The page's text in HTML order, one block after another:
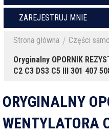
ZAREJESTRUJ MNIE
Strona główna
Części
Oryginalny OPORNIK
C2 C3 DS3 C5 III 301 407
ORYGINALNY
WENTYLATORA